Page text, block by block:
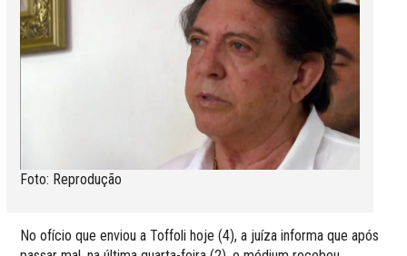
Foto: Reprodução
No ofício que enviou a Toffoli hoje (4), a juíza informa que após